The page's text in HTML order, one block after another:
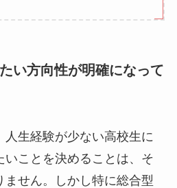
い方向性が明確になって
人生経験が少ない高校生に
いことを決めることは、そ
ません。しかし特に総合型